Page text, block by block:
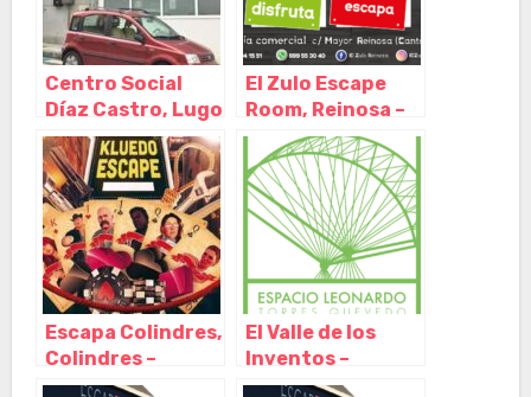
Centro Social
Díaz Castro, Lugo
– Galicia
El Zulo Escape
Room, Reinosa –
Cantabria
Escapa Colindres,
Colindres –
Cantabria
El Valle de los
Inventos –
ESPACIO